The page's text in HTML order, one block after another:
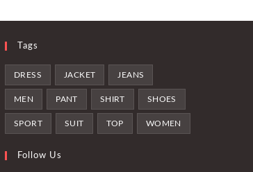
Tags
DRESS JACKET JEANS
MEN PANT SHIRT SHOES
SPORT SUIT TOP WOMEN
Follow Us